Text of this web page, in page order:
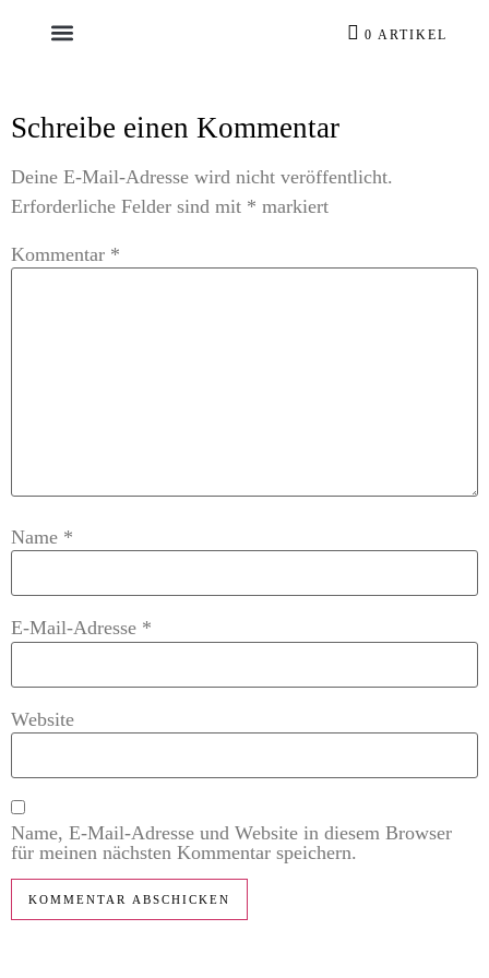
0 ARTIKEL
Schreibe einen Kommentar
Deine E-Mail-Adresse wird nicht veröffentlicht.
Erforderliche Felder sind mit * markiert
Kommentar *
Name *
E-Mail-Adresse *
Website
Name, E-Mail-Adresse und Website in diesem Browser
für meinen nächsten Kommentar speichern.